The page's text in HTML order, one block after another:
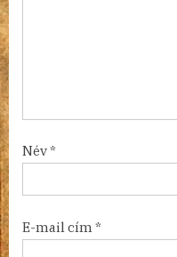
Név*
E-mail cím *